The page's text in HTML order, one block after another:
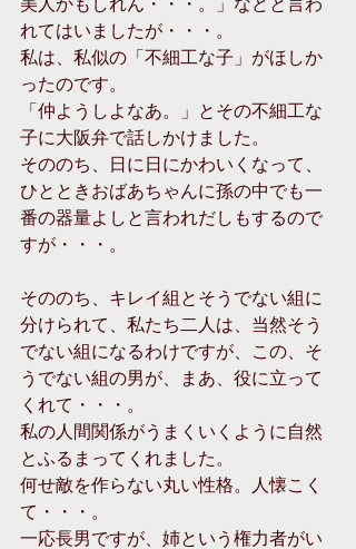
れてはいましたが・・・。
私は、私似の「不細工な子」がほしか
ったのです。
「仲ようしよなあ。」とその不細工な
子に大阪弁で話しかけました。
そののち、日に日にかわいくなって、
ひとときおばあちゃんに孫の中でも一
番の器量よしと言われだしもするので
すが・・・。
そののち、キレイ組とそうでない組に
分けられて、私たち二人は、当然そう
でない組になるわけですが、この、そ
うでない組の男が、まあ、役に立って
くれて・・・。
私の人間関係がうまくいくように自然
とふるまってくれました。
何せ敵を作らない丸い性格。人懐こく
て・・・。
一応長男ですが、姉という権力者がい